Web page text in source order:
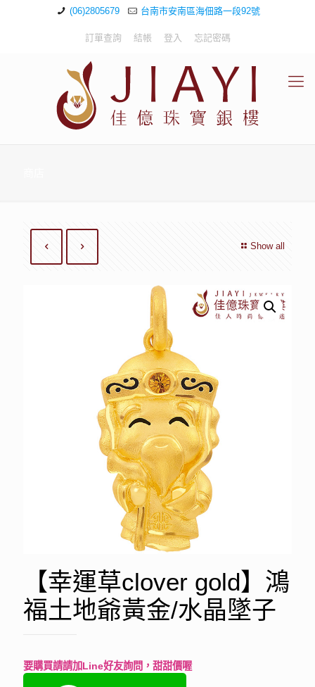
(06)2805679 台南市安南區海佃路一段92號
訂單查詢 結帳 登入 忘記密碼
Show all
【幸運草clover gold】鴻
福土地爺黃金/水晶墜子
要購買請請加Line好友詢問，甜甜價喔